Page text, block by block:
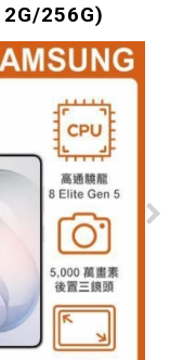
256G)